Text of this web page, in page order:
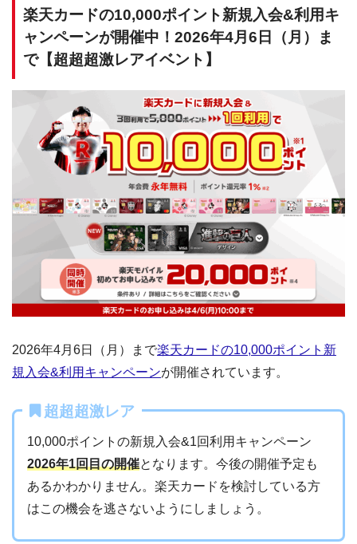
楽天カードの10,000ポイント新規入会&利用キ
ャンペーンが開催中！2026年4月6日（月）ま
で【超超超激レアイベント】
2026年4月6日（月）まで楽天カードの10,000ポイント新
規入会&利用キャンペーンが開催されています。
超超超激レア
10,000ポイントの新規入会&1回利用キャンペーン
2026年1回目の開催となります。今後の開催予定も
あるかわかりません。楽天カードを検討している方
はこの機会を逃さないようにしましょう。